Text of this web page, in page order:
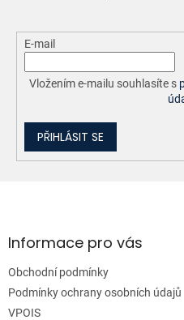
E-mail
Vložením e-mailu souhlasíte s
PŘIHLÁSIT SE
aInformace pro vás
Obchodní podmínky
Podmínky ochrany osobních údajů
VPOIS